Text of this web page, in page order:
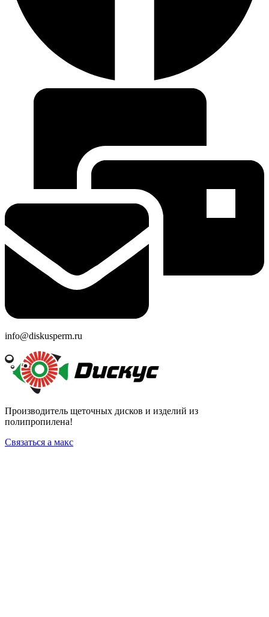
info@diskusperm.ru
Производитель щеточных дисков и изделий из
полипропилена!
Связаться а макс